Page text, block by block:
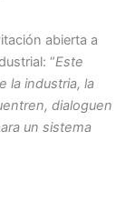
abierta a
“Este
la industria, la
dialoguen
un sistema